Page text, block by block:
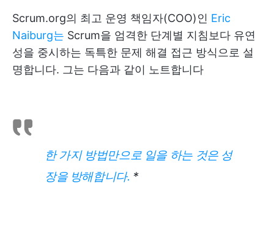
Scrum.org의 최고 운영 책임자(COO)인 Eric
Naiburg는 Scrum을 엄격한 단계별 지침보다 유연
성을 중시하는 독특한 문제 해결 접근 방식으로 설
명합니다. 그는 다음과 같이 노트합니다
한 가지 방법만으로 일을 하는 것은 성
장을 방해합니다. *